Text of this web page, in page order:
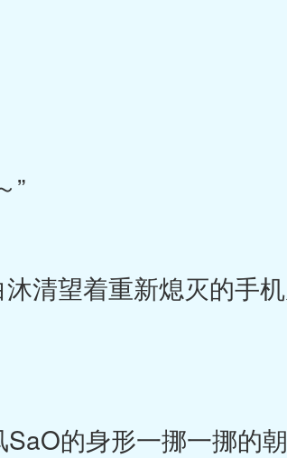
”
清望着重新熄灭的手
的身形一挪一挪的